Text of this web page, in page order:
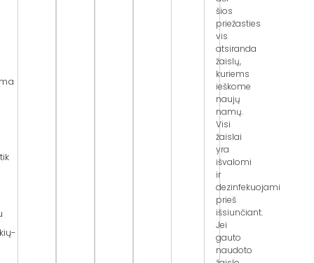
šios
priežasties
vis
atsiranda
žaislų,
kuriems
ieškome
naujų
namų.
Visi
žaislai
yra
išvalomi
ir
dezinfekuojami
prieš
išsiunčiant.
Jei
gauto
naudoto